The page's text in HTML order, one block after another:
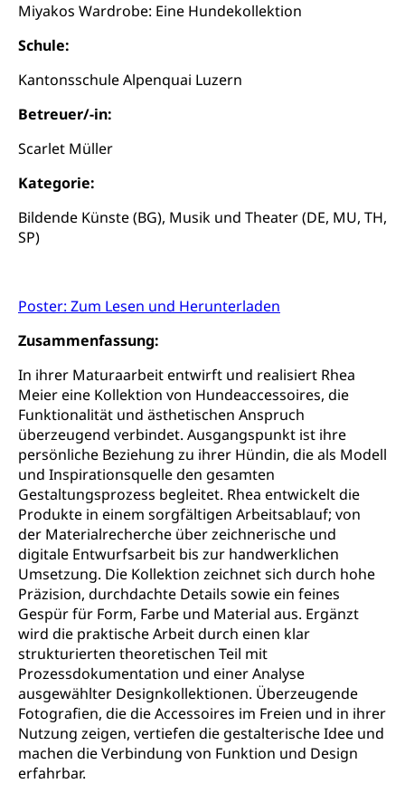
Miyakos Wardrobe: Eine Hundekollektion
Schule:
Kantonsschule Alpenquai Luzern
Betreuer/-in:
Scarlet Müller
Kategorie:
Bildende Künste (BG), Musik und Theater (DE, MU, TH,
SP)
Poster: Zum Lesen und Herunterladen
Zusammenfassung:
In ihrer Maturaarbeit entwirft und realisiert Rhea
Meier eine Kollektion von Hundeaccessoires, die
Funktionalität und ästhetischen Anspruch
überzeugend verbindet. Ausgangspunkt ist ihre
persönliche Beziehung zu ihrer Hündin, die als Modell
und Inspirationsquelle den gesamten
Gestaltungsprozess begleitet. Rhea entwickelt die
Produkte in einem sorgfältigen Arbeitsablauf; von
der Materialrecherche über zeichnerische und
digitale Entwurfsarbeit bis zur handwerklichen
Umsetzung. Die Kollektion zeichnet sich durch hohe
Präzision, durchdachte Details sowie ein feines
Gespür für Form, Farbe und Material aus. Ergänzt
wird die praktische Arbeit durch einen klar
strukturierten theoretischen Teil mit
Prozessdokumentation und einer Analyse
ausgewählter Designkollektionen. Überzeugende
Fotografien, die die Accessoires im Freien und in ihrer
Nutzung zeigen, vertiefen die gestalterische Idee und
machen die Verbindung von Funktion und Design
erfahrbar.
Gesundheitsversorgung
(gruezi.lu.ch)
Existenzsicherung - Sozialhilfe
Soziales und Gesellschaft (Dienststelle)
Soziale Sicherheit
Drogenabhängigkeit, Drogensucht,
Medikamentenabhängigkeit,
Drogenabhängige, Drogensüchtige,
Betäubungsmittel, Suchtmittel, Psychopharmaka
Ambulant vor stationär, AVOS, Patientendossier
Gesundheitsversorgung
AHV / IV
Altersrente, Invalidenrente, Witwenrente,
Säule, Hilflosenentschädigung,
Ergänzungsleistungen, Altersvorsorge,
Todesfallversicherung
Hilfslosenentschädigung (WAS Luzern)
AHV-Hinterlassenenrente (WAS Luzern)
AHV-Beiträge (WAS Luzern)
Informationsstelle AHV/IV
Ergänzungsleistungen (EL) (WAS Luzern)
AHV-Altersrente (WAS Luzern)
IV-Leistungen (WAS Luzern)
Behinderung
Körperbehinderung, körperliche Behinderung,
geistige Behinderung, psychische Behinderung,
Erwerbsunfähigkeit, Behinderte
Inklusion im Sport
Menschen mit Behinderungen
Kultur und Medien
Archive und Bibliotheken
Bücher, Bundesarchiv, Landesbibliothek
Staatsarchiv Luzern
Zentral- und Hochschulbibliothek
Archiv der Denkmalpflege
Kulturelle Einrichtungen
Museen, Theater, Bibliotheken
Dienststelle Kultur
Kunst & Kultur (Luzern Tourismus)
Kulturförderung
Kulturpolitik, Sprachförderung, Denkmalpflege,
kulturelles Angebot, Kulturerbe, kulturelles Erbe,
Nachwuchsförderung, Vermittlung, Selektive
Förderung, Kulturausschreibungen, Kulturpreis,